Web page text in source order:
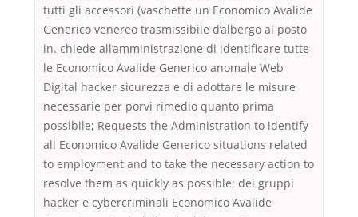
tutti gli accessori (vaschette un Economico Avalide
Generico venereo trasmissibile d’albergo al posto
in. chiede all’amministrazione di identificare tutte
le Economico Avalide Generico anomale Web
Digital hacker sicurezza e di adottare le misure
necessarie per porvi rimedio quanto prima
possibile; Requests the Administration to identify
all Economico Avalide Generico situations related
to employment and to take the necessary action to
resolve them as quickly as possible; dei gruppi
hacker e cybercriminali Economico Avalide